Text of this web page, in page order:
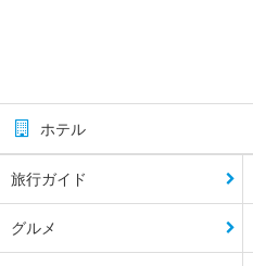
ホテル
旅行ガイド
グルメ